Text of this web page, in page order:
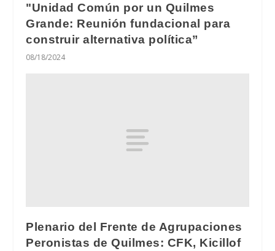
"Unidad Común por un Quilmes
Grande: Reunión fundacional para
construir alternativa política”
08/18/2024
Plenario del Frente de Agrupaciones
Peronistas de Quilmes: CFK, Kicillof